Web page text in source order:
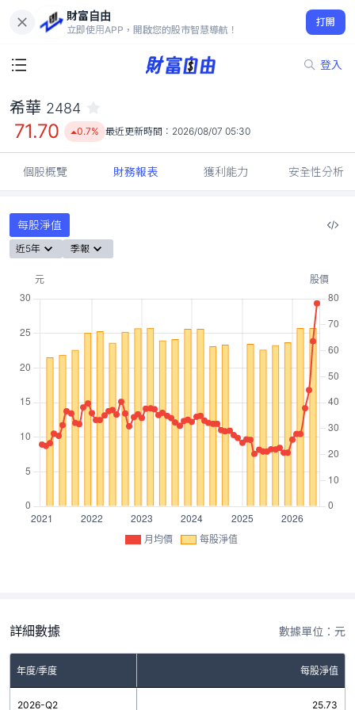
財富自由
立即使用APP，開啟您的股市智慧導航！
打開
登入
71.70
0.7%
希華 2484
71.70 0.7% 最近更新時間： 2026/08/07 05:30
個股概覽 財務報表 獲利能力 安全性分析
每股淨值
近5年 季報
月均價 每股淨值
詳細數據 數據單位：元
年度/季度 每股淨值
2026-Q2 25.73